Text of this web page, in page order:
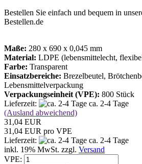
Bestellen Sie einfach und bequem in
Bestellen.de
Maße: 280 x 690 x 0,045 mm
Material: LDPE (lebensmittelecht,
Farbe: Transparent
Einsatzbereiche: Brezelbeutel,
Lebensmittelverpackung
Verpackungseinheit (VPE): 800 Stück
Lieferzeit:
ca. 2-4 Tage
(Ausland abweichend)
31,04 EUR
31,04 EUR pro VPE
Lieferzeit:
ca. 2-4 Tage
inkl. 19% MwSt. zzgl. Versand
VPE: